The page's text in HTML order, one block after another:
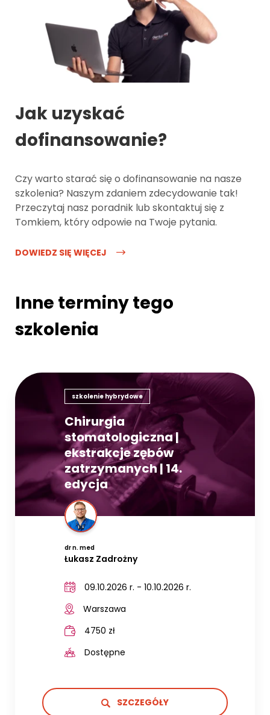
Jak uzyskać
dofinansowanie?
Czy warto starać się o dofinansowanie na nasze
szkolenia? Naszym zdaniem zdecydowanie tak!
Przeczytaj nasz poradnik lub skontaktuj się z
Tomkiem, który odpowie na Twoje pytania.
DOWIEDZ SIĘ WIĘCEJ
Inne terminy tego
szkolenia
szkolenie hybrydowe
Chirurgia
stomatologiczna |
ekstrakcje zębów
zatrzymanych | 14.
edycja
dr n. med
Łukasz Zadrożny
09.10.2026 r. - 10.10.2026 r.
Warszawa
4750 zł
Dostępne
SZCZEGÓŁY